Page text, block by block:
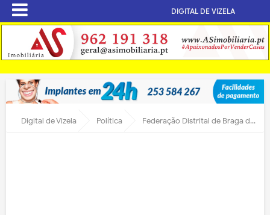
DIGITAL DE VIZELA
Digital de Vizela Política Federação Distrital de Braga da JS toma posse sábado